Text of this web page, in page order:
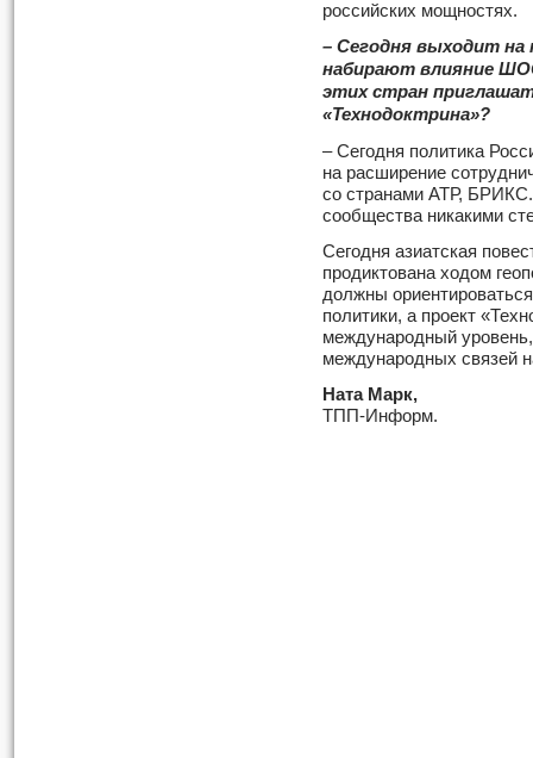
российских мощностях.
– Сегодня выходит
набирают влияние
этих стран
«Технодоктрина»?
– Сегодня политика
на расширение
со странами АТР,
сообщества никакими
Сегодня азиатская
продиктована ходом
должны
политики, а проект
международный
международных связей
Ната Марк,
ТПП-Информ.